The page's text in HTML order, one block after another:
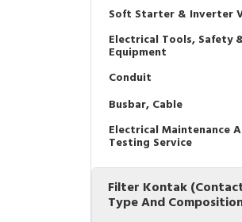
Soft Starter & Inverter
Electrical Tools, Safety
Equipment
Conduit
Busbar, Cable
Electrical Maintenance
Testing Service
Filter Kontak
Type And